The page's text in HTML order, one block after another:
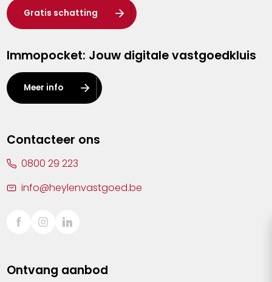
Heist-op-den-Berg
Herentals
Kalmthout
Leuven
Lier
Sint-Truiden
Waasland
Gratis schatting
Immopocket: Jouw digitale vastgoedkluis
Meer info
Contacteer ons
0800 29 223
info@heylenvastgoed.be
Ontvang aanbod